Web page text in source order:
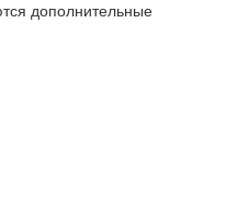
дополнительные